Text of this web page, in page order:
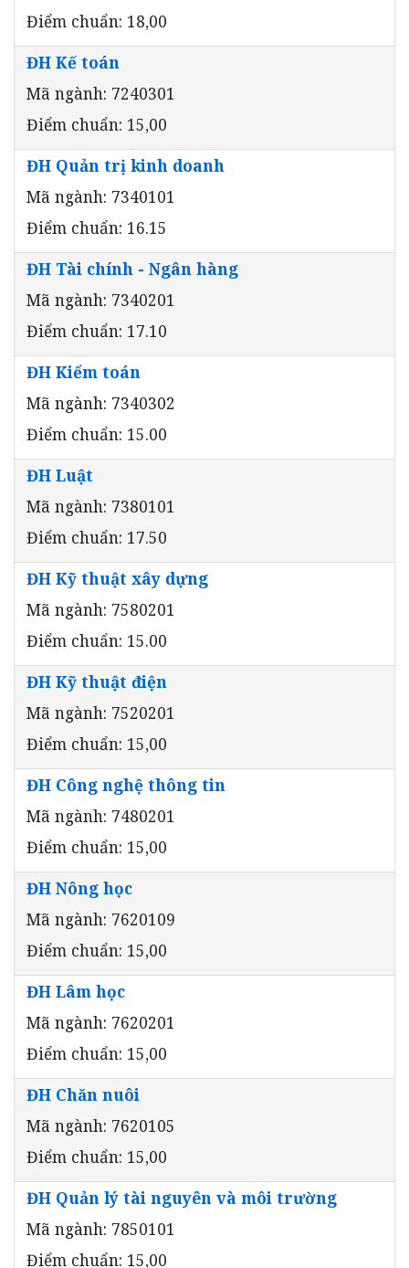
Điểm chuẩn: 18,00
ĐH Kế toán
Mã ngành: 7240301
Điểm chuẩn: 15,00
ĐH Quản trị kinh doanh
Mã ngành: 7340101
Điểm chuẩn: 16.15
ĐH Tài chính - Ngân hàng
Mã ngành: 7340201
Điểm chuẩn: 17.10
ĐH Kiểm toán
Mã ngành: 7340302
Điểm chuẩn: 15.00
ĐH Luật
Mã ngành: 7380101
Điểm chuẩn: 17.50
ĐH Kỹ thuật xây dựng
Mã ngành: 7580201
Điểm chuẩn: 15.00
ĐH Kỹ thuật điện
Mã ngành: 7520201
Điểm chuẩn: 15,00
ĐH Công nghệ thông tin
Mã ngành: 7480201
Điểm chuẩn: 15,00
ĐH Nông học
Mã ngành: 7620109
Điểm chuẩn: 15,00
ĐH Lâm học
Mã ngành: 7620201
Điểm chuẩn: 15,00
ĐH Chăn nuôi
Mã ngành: 7620105
Điểm chuẩn: 15,00
ĐH Quản lý tài nguyên và môi trường
Mã ngành: 7850101
Điểm chuẩn: 15,00